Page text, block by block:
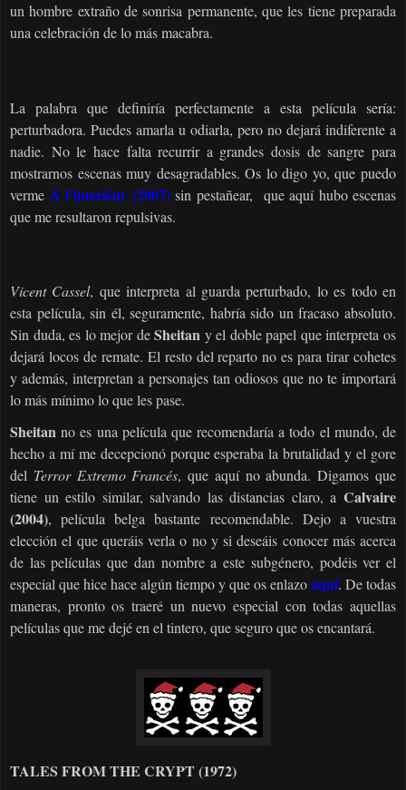
un hombre extraño de sonrisa permanente, que les tiene preparada
una celebración de lo más macabra.
La palabra que definiría perfectamente a esta película sería:
perturbadora. Puedes amarla u odiarla, pero no dejará indiferente a
nadie. No le hace falta recurrir a grandes dosis de sangre para
mostrarnos escenas muy desagradables. Os lo digo yo, que puedo
verme Á l’interièur (2007)sin pestañear, que aquí hubo escenas
que me resultaron repulsivas.
Vicent Cassel, que interpreta al guarda perturbado, lo es todo en
esta película, sin él, seguramente, habría sido un fracaso absoluto.
Sin duda, es lo mejor deSheitan y el doble papel que interpreta os
dejará locos de remate. El resto del reparto no es para tirar cohetes
y además, interpretan a personajes tan odiosos que no te importará
lo más mínimo lo que les pase.
Sheitan no es una película que recomendaría a todo el mundo, de
hecho a mí me decepcionó porque esperaba la brutalidad y el gore
del Terror Extremo Francés, que aquí no abunda. Digamos que
tiene un estilo similar, salvando las distancias claro, a Calvaire
(2004), película belga bastante recomendable. Dejo a vuestra
elección el que queráis verla o no y si deseáis conocer más acerca
de las películas que dan nombre a este subgénero, podéis ver el
especial que hice hace algún tiempo y que os enlazoaquí. De todas
maneras, pronto os traeré un nuevo especial con todas aquellas
películas que me dejé en el tintero, que seguro que os encantará.
TALES FROM THE CRYPT (1972)